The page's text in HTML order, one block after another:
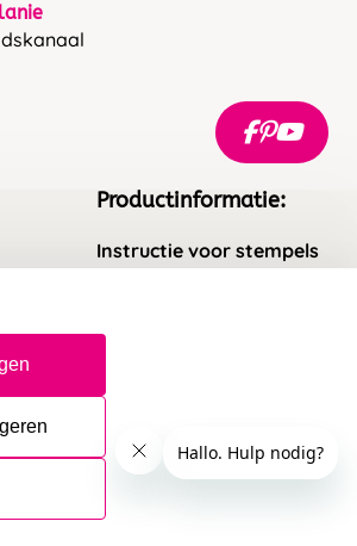
Productinformatie:
Instructie voor stempels
Safety Sheets